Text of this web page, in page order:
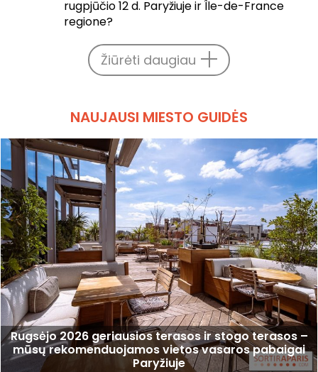
rugpjūčio 12 d. Paryžiuje ir Île-de-France
regione?
Žiūrėti daugiau
NAUJAUSI MIESTO GUIDĖS
Rugsėjo 2026 geriausios terasos ir stogo terasos –
mūsų rekomenduojamos vietos vasaros pabaigai
Paryžiuje